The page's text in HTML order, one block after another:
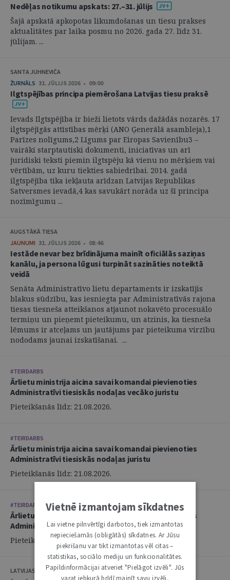
Nedēļas notikumu apskats: 27.–31. jūlijs
Šajā apskatā apkopotas likumdošanas un tiesu prakses
aktualitātes par laika posmu no 2026. gada 27. līdz 31.
jūlijam. ...
SANTA JUHNEVIČA
ŽURNĀLS 31. JŪLIJS 2026 • 09:00
Ilgtspējības principa piemērošana Latvijas tiesu praksē
Ievads Ilgtspējība ir bieži lietots vārds dažādās nozarēs. 17
ilgtspējīgās attīstības mērķi (ANO Ģenerālā asambleja),1
Parīzes nolīgums,2 Līgums par Eiropas Savienību3 –
vairāki starptautiski dokumenti, iniciatīvas un arī
juridiski teksti piemin ilgtspēju kā vienu no mērķiem vai
vērtībām, uz kuru tiekties sabiedrībai. 2014. gadā
ilgtspējība tika iekļauta arīdzan Latvijas Republikas
Satversmes ievadā,4 kas savukārt norāda uz šī principa
nozīmīgumu ...
AUGSTĀKĀ TIESA
JAUNUMI 31. JŪLIJS 2026 • 08:46
Iestāde nevar bez brīdinājuma mainīt oficiālās saziņas
kanālu, ja persona lūgusi turpināt sazināties noteiktā
veidā
Senāta Administratīvo lietu departaments ir izskatījis
blakus sūdzību, kas iesniegta par Administratīvās rajona
tiesas tiesneša atteikšanos atjaunot nokavēto procesuālo
termiņu un pieņemt pieteikumu, un atzinis, ka tiesneša
lēmums ir atceļams un jautājums par pieteikuma virzību
nododams jaunai izskatīšanai. ...
#TEIRDARBS
Ārlietu ministrija aicina savai komandai pievienoties
Administratīvi tiesiskās nodaļas vecāko juristu
Pieteikšanās līdz: 21.08.2026.
#TEIRDARBS
Ārlietu ministrija aicina savai komandai pievienoties
Administratīvi tiesiskās nodaļas juristu
Pieteikšanās līdz: 21.08.2026.
#TEIRDARBS
Ārlietu ministrija aicina savai komandai pievienoties
Administratīvi tiesiskās nodaļas juristu
Pieteikšanās līdz: 21.08.2026.
LATVIJAS ZVĒRINĀTU ADVOKĀTU PADOME
Vietnē izmantojam sīkdatnes
Lai vietne pilnvērtīgi darbotos, tiek izmantotas
nepieciešamās (obligātās) sīkdatnes. Ar Jūsu
piekrišanu var tikt izmantotas vēl citas –
statistikas, sociālo mediju un funkcionalitātes.
Papildinformācijai atveriet "Pielāgot izvēli". Jūs
varat jebkurā brīdī mainīt savu izvēli,